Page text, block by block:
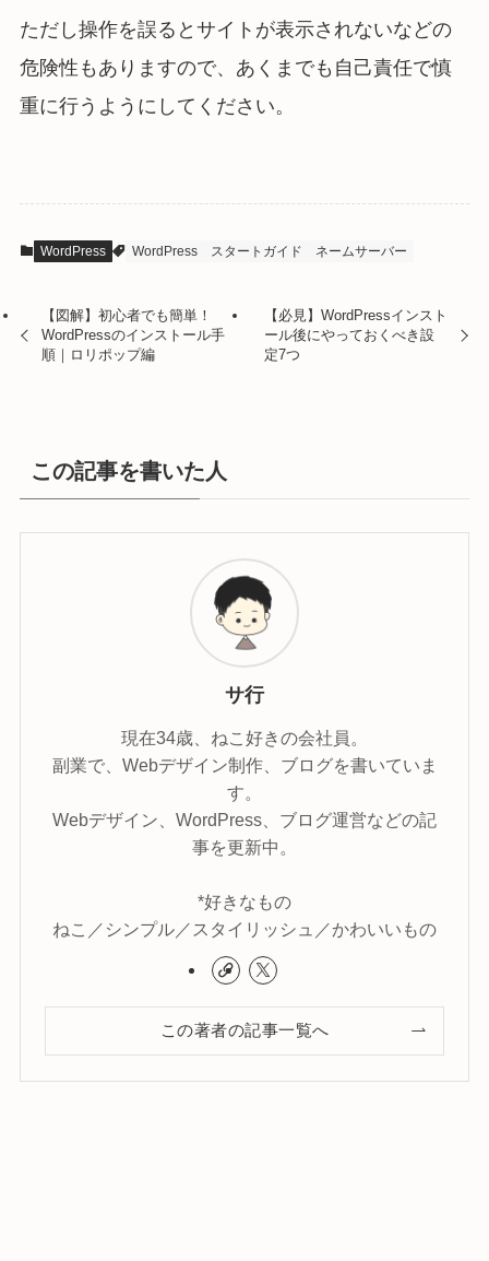
ただし操作を誤るとサイトが表示されないなどの
危険性もありますので、あくまでも自己責任で慎
重に行うようにしてください。
WordPress WordPress スタートガイド ネームサーバー
【図解】初心者でも簡単！
WordPressのインストール手
順｜ロリポップ編
【必見】WordPressインスト
ール後にやっておくべき設
定7つ
この記事を書いた人
サ行
現在34歳、ねこ好きの会社員。
副業で、Webデザイン制作、ブログを書いていま
す。
Webデザイン、WordPress、ブログ運営などの記
事を更新中。
*好きなもの
ねこ／シンプル／スタイリッシュ／かわいいもの
この著者の記事一覧へ